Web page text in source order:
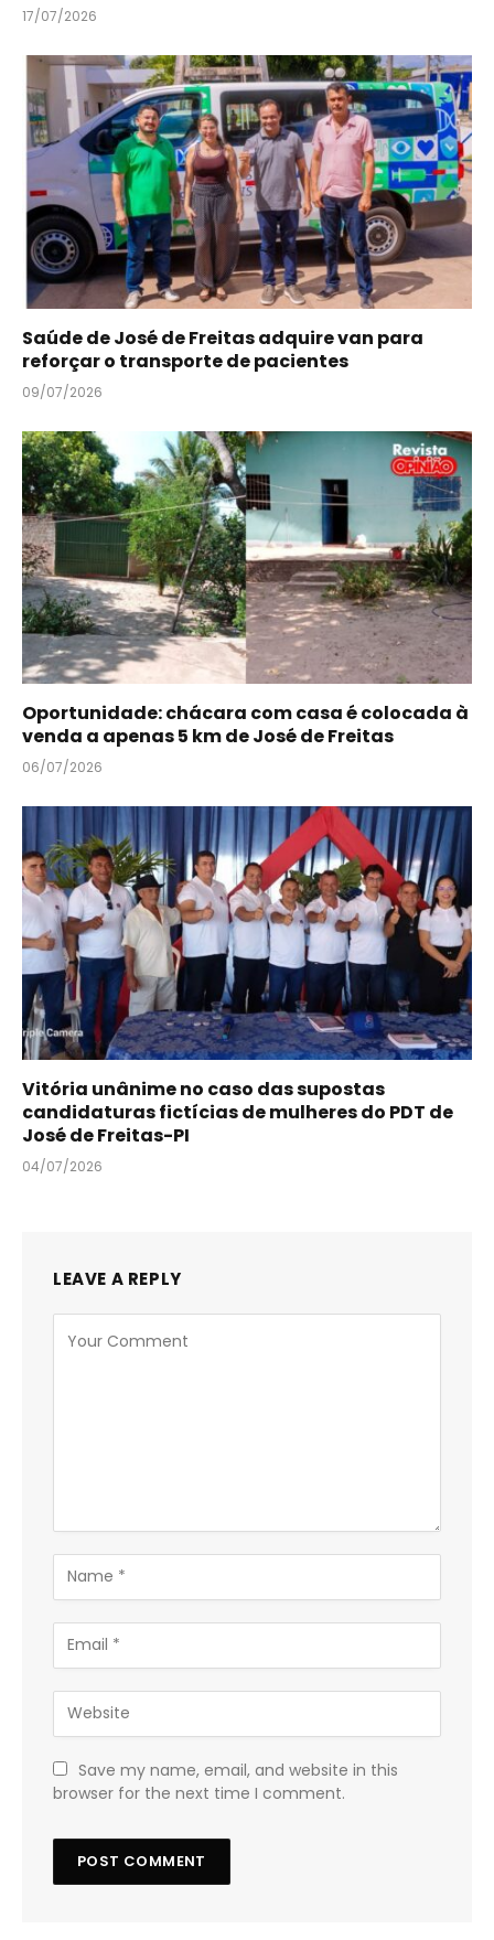
17/07/2026
Saúde de José de Freitas adquire van para
reforçar o transporte de pacientes
09/07/2026
Oportunidade: chácara com casa é colocada à
venda a apenas 5 km de José de Freitas
06/07/2026
Vitória unânime no caso das supostas
candidaturas fictícias de mulheres do PDT de
José de Freitas-PI
04/07/2026
LEAVE A REPLY
Save my name, email, and website in this
browser for the next time I comment.